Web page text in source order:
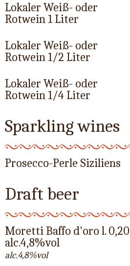
Lokaler Weiß- oder
Rotwein 1 Liter
Lokaler Weiß- oder
Rotwein 1/2 Liter
Lokaler Weiß- oder
Rotwein 1/4 Liter
Sparkling wines
Prosecco-Perle Siziliens
Draft beer
Moretti Baffo d'oro l. 0,20
alc.4,8%vol
alc.4,8%vol